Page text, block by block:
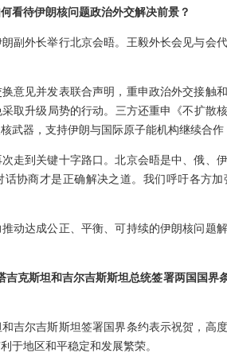
看待伊朗核问题政治外交解决前景？
副外长举行北京会晤。王毅外长会见与会
意见并发表联合声明，重申政治外交接触
取升级局势的行动。三方还重申《不扩散
武器，支持伊朗与国际原子能机构继续合作
走到关键十字路口。北京会晤是中、俄、
协商才是正确解决之道。我们呼吁各方
动达成公正、平衡、可持续的伊朗核问题
吉克斯坦和吉尔吉斯斯坦总统签署两国国界
吉尔吉斯斯坦签署国界条约表示祝贺，高
于地区和平稳定和发展繁荣。